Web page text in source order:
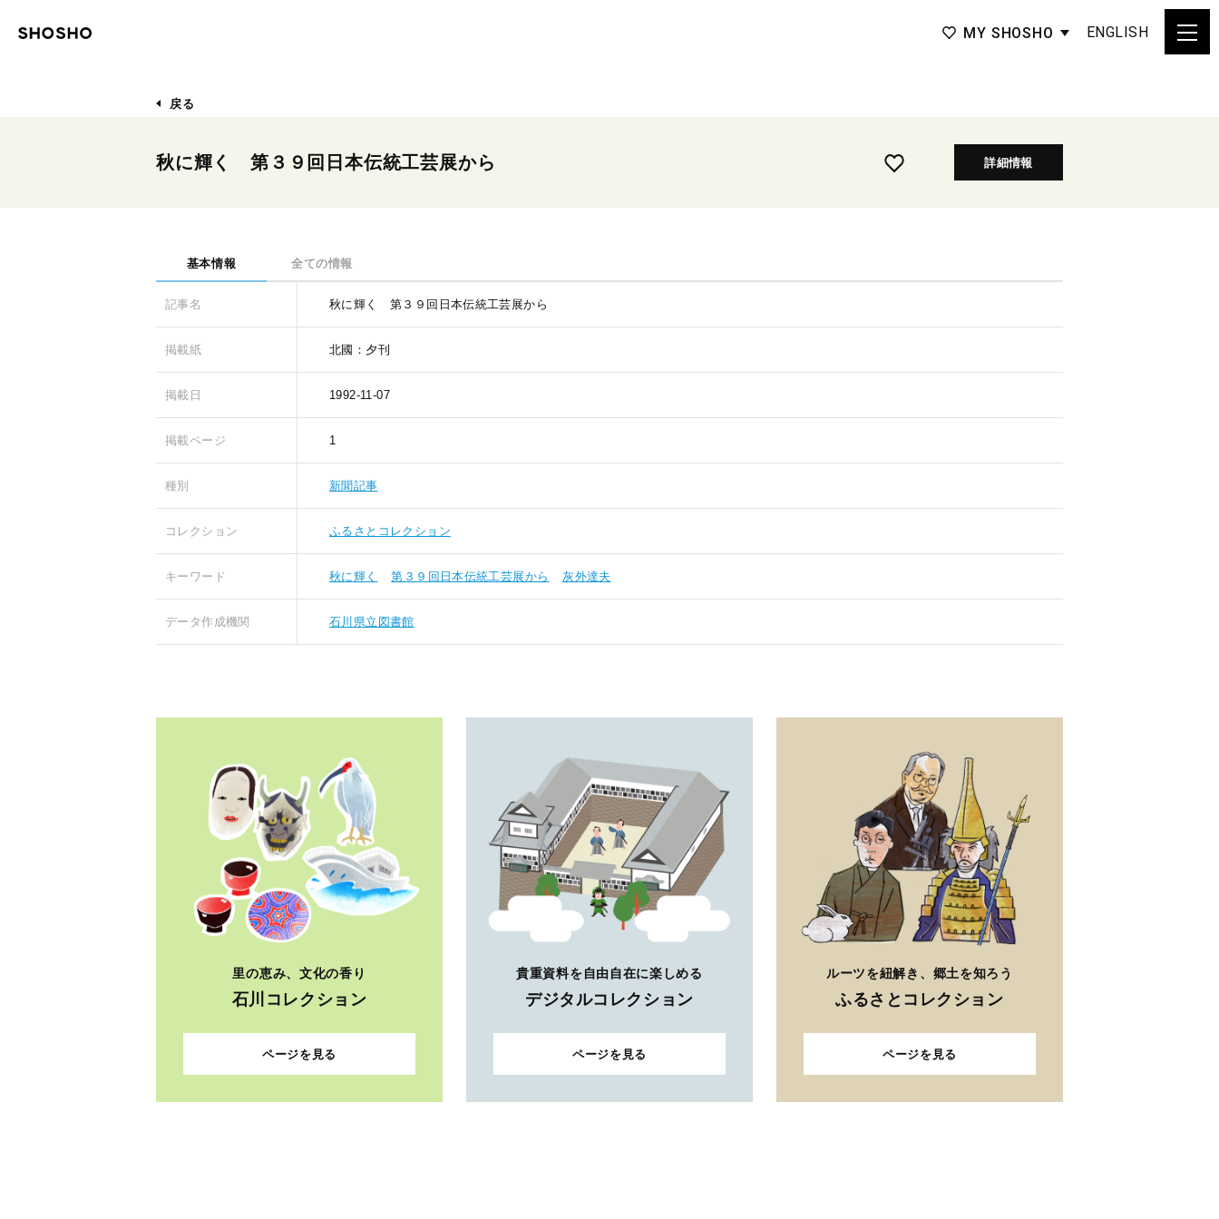
MY SHOSHO ENGLISH
戻る
秋に輝く 第３９回日本伝統工芸展から 詳細情報
基本情報 全ての情報
記事名 秋に輝く 第３９回日本伝統工芸展から
掲載紙 北國：夕刊
掲載日 1992-11-07
掲載ページ 1
種別 新聞記事
コレクション ふるさとコレクション
キーワード 秋に輝く 第３９回日本伝統工芸展から 灰外達夫
データ作成機関 石川県立図書館
里の恵み、文化の香り
石川コレクション
ページを見る
貴重資料を自由自在に楽しめる
デジタルコレクション
ページを見る
ルーツを紐解き、郷土を知ろう
ふるさとコレクション
ページを見る